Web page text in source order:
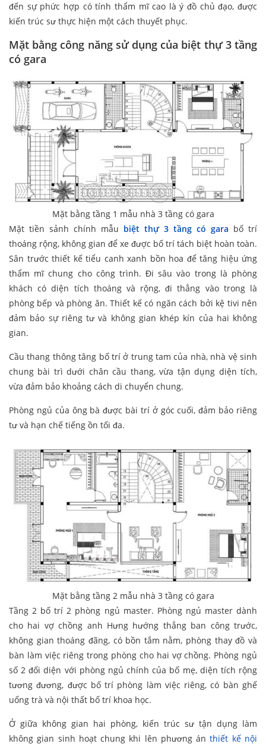
đến sự phức hợp có tính thẩm mĩ cao là ý đồ chủ đạo, được
kiến trúc sư thực hiện một cách thuyết phục.
Mặt bằng công năng sử dụng của biệt thự 3 tầng
có gara
Mặt bằng tầng 1 mẫu nhà 3 tầng có gara
Mặt tiền sảnh chính mẫu biệt thự 3 tầng có gara bố trí
thoáng rộng, không gian để xe được bố trí tách biệt hoàn toàn.
Sân trước thiết kế tiểu canh xanh bồn hoa để tăng hiệu ứng
thẩm mĩ chung cho công trình. Đi sâu vào trong là phòng
khách có diện tích thoáng và rộng, đi thẳng vào trong là
phòng bếp và phòng ăn. Thiết kế có ngăn cách bởi kệ tivi nên
đảm bảo sự riêng tư và không gian khép kín của hai không
gian.
Cầu thang thông tâng bố trí ở trung tam của nhà, nhà vệ sinh
chung bài trì dưới chân cầu thang, vừa tận dụng diện tích,
vừa đảm bảo khoảng cách di chuyển chung.
Phòng ngủ của ông bà được bài trí ở góc cuối, đảm bảo riêng
tư và hạn chế tiếng ồn tối đa.
Mặt bằng tầng 2 mẫu nhà 3 tầng có gara
Tầng 2 bố trí 2 phòng ngủ master. Phòng ngủ master dành
cho hai vợ chồng anh Hưng hướng thẳng ban công trước,
không gian thoáng đãng, có bồn tắm nằm, phòng thay đồ và
bàn làm việc riêng trong phòng cho hai vợ chồng. Phòng ngủ
số 2 đối diện với phòng ngủ chính của bố mẹ, diện tích rộng
tương đương, được bố trí phòng làm việc riêng, có bàn ghế
uống trà và nội thất bố trí khoa học.
Ở giữa không gian hai phòng, kiến trúc sư tận dụng làm
không gian sinh hoạt chung khi lên phương ánthiết kế nội